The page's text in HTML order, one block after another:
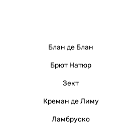
Блан де Блан
Брют Натюр
Зект
Креман де Лиму
Ламбруско